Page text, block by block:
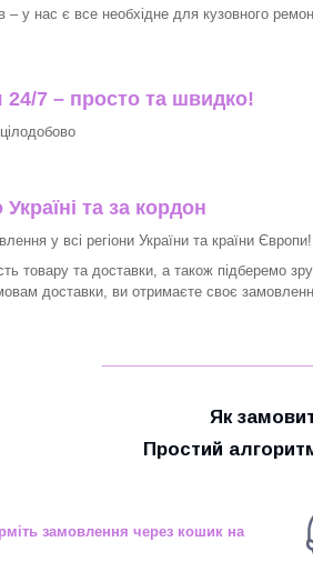
– у нас є все необхідне для кузовного
24/7 – просто та швидко!
та за кордон
у всі регіони України та країни Європи!
товару та доставки, а також підберемо
доставки, ви отримаєте своє
Як
Простий
замовлення через кошик на